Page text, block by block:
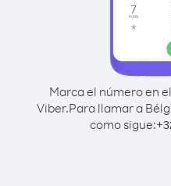
Marca el número en
Viber.Para llamar a
como sigue:+